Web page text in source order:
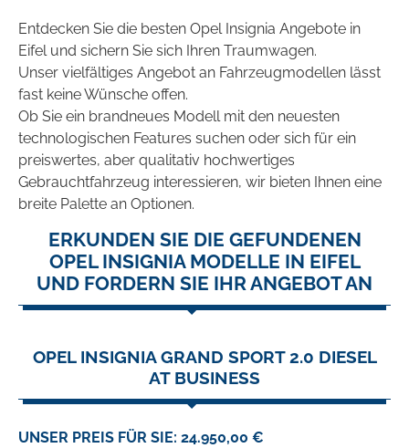
Entdecken Sie die besten Opel Insignia Angebote in
Eifel und sichern Sie sich Ihren Traumwagen.
Unser vielfältiges Angebot an Fahrzeugmodellen lässt
fast keine Wünsche offen.
Ob Sie ein brandneues Modell mit den neuesten
technologischen Features suchen oder sich für ein
preiswertes, aber qualitativ hochwertiges
Gebrauchtfahrzeug interessieren, wir bieten Ihnen eine
breite Palette an Optionen.
ERKUNDEN SIE DIE GEFUNDENEN
OPEL INSIGNIA MODELLE IN EIFEL
UND FORDERN SIE IHR ANGEBOT AN
OPEL INSIGNIA GRAND SPORT 2.0 DIESEL
AT BUSINESS
UNSER PREIS FÜR SIE: 24.950,00 €